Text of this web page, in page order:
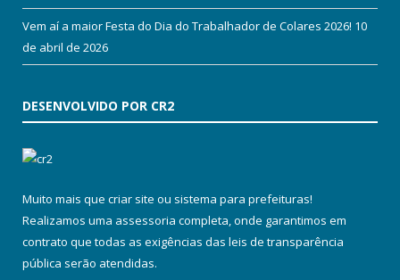
Vem aí a maior Festa do Dia do Trabalhador de Colares 2026! 10
de abril de 2026
DESENVOLVIDO POR CR2
Muito mais que criar site ou sistema para prefeituras!
Realizamos uma assessoria completa, onde garantimos em
contrato que todas as exigências das leis de transparência
pública serão atendidas.